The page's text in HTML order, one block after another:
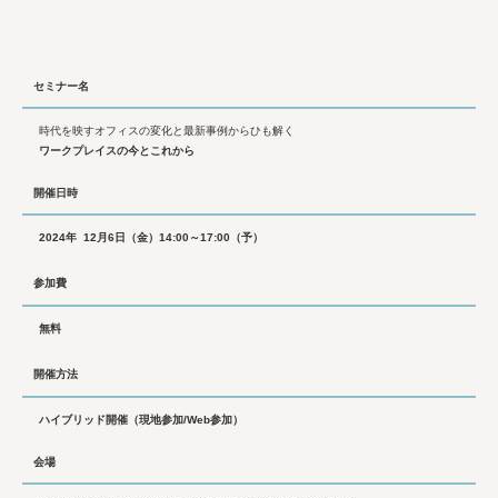
セミナー名
時代を映すオフィスの変化と最新事例からひも解く
ワークプレイスの今とこれから
開催日時
2024年 12月6日（金）14:00～17:00（予）
参加費
無料
開催方法
ハイブリッド開催（現地参加/Web参加）
会場